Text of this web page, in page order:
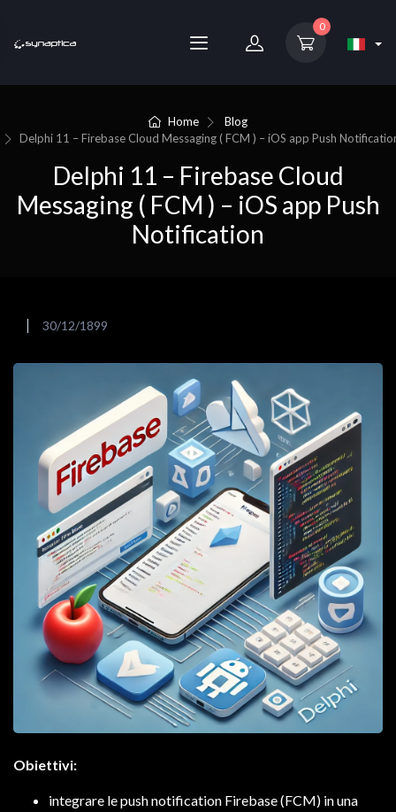
0
Home
Blog
Delphi 11 – Firebase Cloud Messaging ( FCM ) – iOS app Push
Delphi 11 – Firebase Cloud
Messaging ( FCM ) – iOS app Push
Notification
30/12/1899
Obiettivi:
integrare le push notification Firebase (FCM) in una